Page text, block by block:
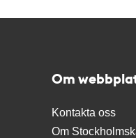
Om
Kontakta oss
Om